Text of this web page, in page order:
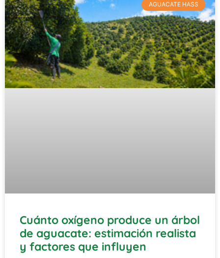
AGUACATE HASS
Cuánto oxígeno produce un árbol
de aguacate: estimación realista
y factores que influyen